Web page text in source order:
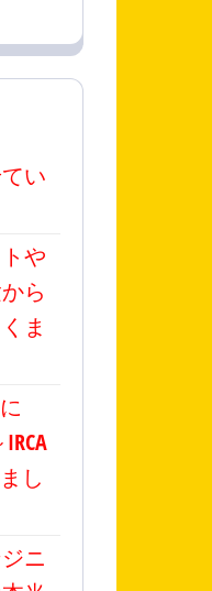
い
や
ら
ま
し
ニ